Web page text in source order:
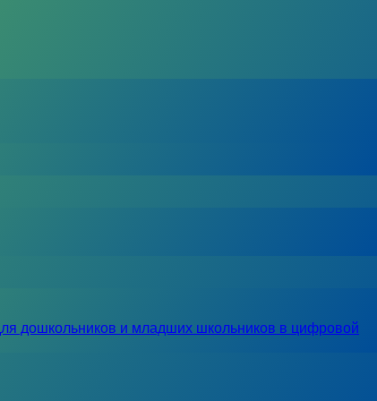
дошкольников и младших школьников в цифровой